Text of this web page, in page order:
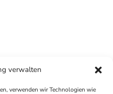
verwalten
verwenden wir Technologien wie